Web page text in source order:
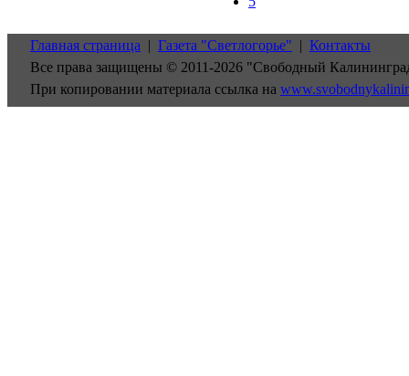
Главная страница | Газета "Светлогорье" | Контакты
Все права защищены © 2011-2026 "Свободный
При копировании материала ссылка на